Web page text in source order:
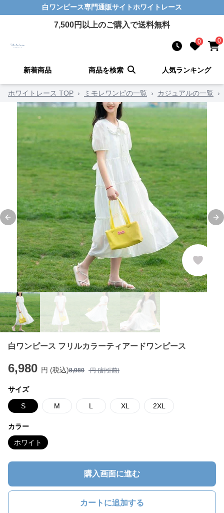
白ワンピース専門通販サイトホワイトレース
7,500円以上のご購入で送料無料
0 0
新着商品 商品を検索 人気ランキング
ホワイトレース TOP › ミモレワンピの一覧 › カジュアルの一覧 ›
Previous slide
白ワンピース フリルカラーティアードワンピース
6,980 円 (税込)8,980 円 (割引前)
サイズ
S M L XL 2XL
カラー
ホワイト
購入画面に進む
カートに追加する